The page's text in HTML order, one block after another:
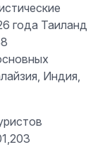
года Таиланд
Индия,